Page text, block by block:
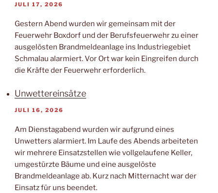
JULI 17, 2026
Gestern Abend wurden wir gemeinsam mit der
Feuerwehr Boxdorf und der Berufsfeuerwehr zu einer
ausgelösten Brandmeldeanlage ins Industriegebiet
Schmalau alarmiert. Vor Ort war kein Eingreifen durch
die Kräfte der Feuerwehr erforderlich.
Unwettereinsätze
JULI 16, 2026
Am Dienstagabend wurden wir aufgrund eines
Unwetters alarmiert. Im Laufe des Abends arbeiteten
wir mehrere Einsatzstellen wie vollgelaufene Keller,
umgestürzte Bäume und eine ausgelöste
Brandmeldeanlage ab. Kurz nach Mitternacht war der
Einsatz für uns beendet.